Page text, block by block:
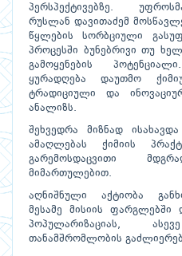
პერსპექტივებზე.
რუსლან დავითაძემ
წყლების სორბციული
პროცესში ბუნებრივი თუ
გამოყენების
ყურადღება დაუთმო
ტრადიციული და
ანალიზს.
შეხვედრა მიზნად
ამაღლებას ქიმიის
გარემოსდაცვითი
მიმართულებით.
აღნიშნული აქტიობა
მესამე მისიის ფარგლებში
პოპულარიზაციას,
თანამშრომლობის